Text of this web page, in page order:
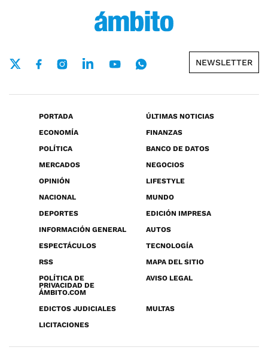
NEWSLETTER
PORTADA
ÚLTIMAS NOTICIAS
ECONOMÍA
FINANZAS
POLÍTICA
BANCO DE DATOS
MERCADOS
NEGOCIOS
OPINIÓN
LIFESTYLE
NACIONAL
MUNDO
DEPORTES
EDICIÓN IMPRESA
INFORMACIÓN GENERAL
AUTOS
ESPECTÁCULOS
TECNOLOGÍA
RSS
MAPA DEL SITIO
POLÍTICA DE
PRIVACIDAD DE
ÁMBITO.COM
AVISO LEGAL
EDICTOS JUDICIALES
MULTAS
LICITACIONES